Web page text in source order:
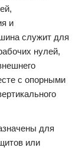
и
служит для
нулей,
с опорными
для
или